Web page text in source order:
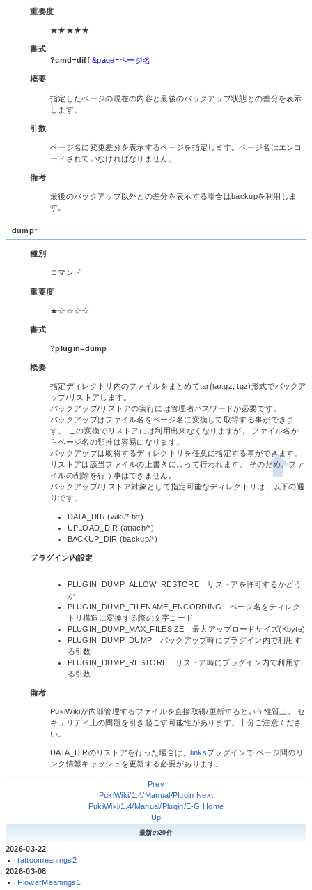
重要度
★★★★★
書式
?cmd=diff &page=ページ名
概要
指定したページの現在の内容と最後のバックアップ状態との差分を表示
します。
引数
ページ名に変更差分を表示するページを指定します。ページ名はエンコ
ードされていなければなりません。
備考
最後のバックアップ以外との差分を表示する場合はbackupを利用しま
す。
dump†
種別
コマンド
重要度
★☆☆☆☆
書式
?plugin=dump
概要
指定ディレクトリ内のファイルをまとめてtar(tar.gz, tgz)形式でバックア
ップ/リストアします。
バックアップ/リストアの実行には管理者パスワードが必要です。
バックアップはファイル名をページ名に変換して取得する事ができま
す。 この変換でリストアには利用出来なくなりますが、 ファイル名か
らページ名の類推は容易になります。
バックアップは取得するディレクトリを任意に指定する事ができます。
リストアは該当ファイルの上書きによって行われます。 そのため、ファ
イルの削除を行う事はできません。
バックアップ/リストア対象として指定可能なディレクトリは、以下の通
りです。
DATA_DIR (wiki/*.txt)
UPLOAD_DIR (attach/*)
BACKUP_DIR (backup/*)
プラグイン内設定
PLUGIN_DUMP_ALLOW_RESTORE リストアを許可するかどう
か
PLUGIN_DUMP_FILENAME_ENCORDING ページ名をディレク
トリ構造に変換する際の文字コード
PLUGIN_DUMP_MAX_FILESIZE 最大アップロードサイズ(Kbyte)
PLUGIN_DUMP_DUMP バックアップ時にプラグイン内で利用す
る引数
PLUGIN_DUMP_RESTORE リストア時にプラグイン内で利用す
る引数
備考
PukiWikiが内部管理するファイルを直接取得/更新するという性質上、 セ
キュリティ上の問題を引き起こす可能性があります。十分ご注意くださ
い。
DATA_DIRのリストアを行った場合は、linksプラグインで ページ間のリ
ンク情報キャッシュを更新する必要があります。
Prev
PukiWiki/1.4/Manual/Plugin Next
PukiWiki/1.4/Manual/Plugin/E-G Home
Up
最新の20件
2026-03-22
tattoomeanings2
2026-03-08
FlowerMeanings1